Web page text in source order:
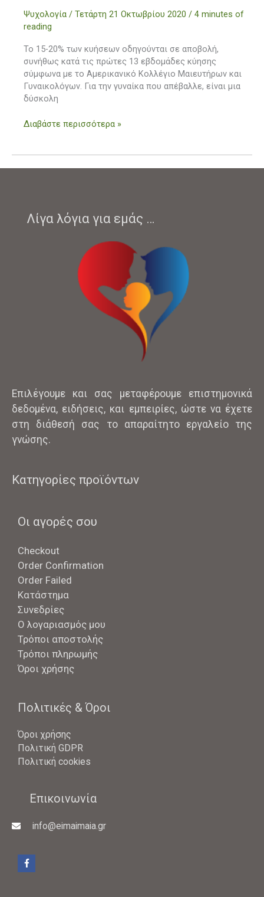
Ψυχολογία / Τετάρτη 21 Οκτωβρίου 2020 / 4 minutes of
reading
Το 15-20% των κυήσεων οδηγούνται σε αποβολή,
συνήθως κατά τις πρώτες 13 εβδομάδες κύησης
σύμφωνα με το Αμερικανικό Κολλέγιο Μαιευτήρων και
Γυναικολόγων. Για την γυναίκα που απέβαλλε, είναι μια
δύσκολη
η
φίλη
/
κόρη
/
αδερφή
σας
μόλις
απέβαλλε
Διαβάστε περισσότερα »
Λίγα λόγια για εμάς …
Επιλέγουμε και σας μεταφέρουμε επιστημονικά
δεδομένα, ειδήσεις, και εμπειρίες, ώστε να έχετε
στη διάθεσή σας το απαραίτητο εργαλείο της
γνώσης.
Κατηγορίες προϊόντων
Οι αγορές σου
Checkout
Order Confirmation
Order Failed
Κατάστημα
Συνεδρίες
Ο λογαριασμός μου
Τρόποι αποστολής
Τρόποι πληρωμής
Όροι χρήσης
Πολιτικές & Όροι
Όροι χρήσης
Πολιτική GDPR
Πολιτική cookies
Επικοινωνία
info@eimaimaia.gr